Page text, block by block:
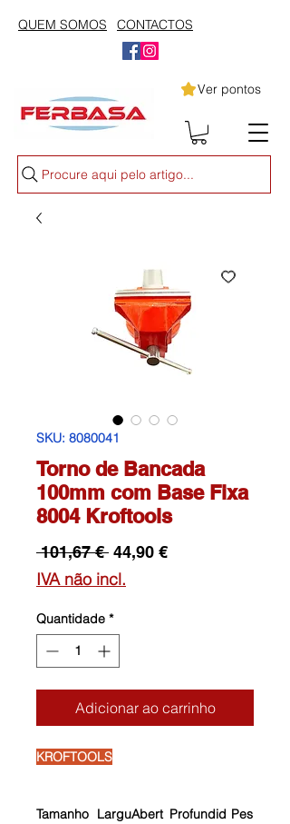
QUEM SOMOS CONTACTOS
Ver pontos
Procure aqui pelo artigo...
SKU: 8080041
Torno de Bancada
100mm com Base Fixa
8004 Kroftools
101,67 € Preço
normal
44,90 €Preço
IVA não incl.
Quantidade *
Adicionar ao carrinho
KROFTOOLS
Tamanho LarguAbert Profundid Pes